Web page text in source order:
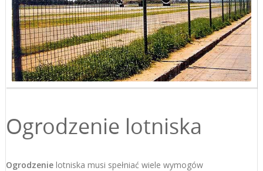
Ogrodzenie lotniska
Ogrodzenielotniska musi spełniać wiele wymogów